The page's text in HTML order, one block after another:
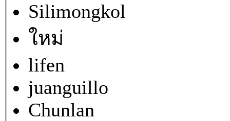
Silimongkol
ใหม่
lifen
juanguillo
Chunlan